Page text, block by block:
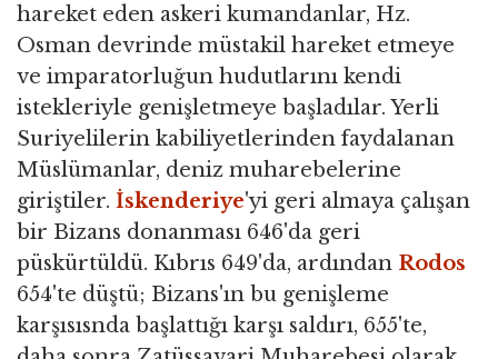
hareket eden askeri kumandanlar, Hz.
Osman devrinde müstakil hareket etmeye
ve imparatorluğun hudutlarını kendi
istekleriyle genişletmeye başladılar. Yerli
Suriyelilerin kabiliyetlerinden faydalanan
Müslümanlar, deniz muharebelerine
giriştiler. İskenderiye'yi geri almaya çalışan
bir Bizans donanması 646'da geri
püskürtüldü. Kıbrıs 649'da, ardından Rodos
654'te düştü; Bizans'ın bu genişleme
karşısısnda başlattığı karşı saldırı, 655'te,